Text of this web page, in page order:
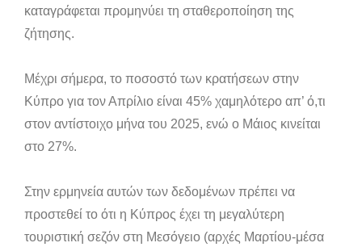
καταγράφεται προμηνύει τη σταθεροποίηση της
ζήτησης.
Μέχρι σήμερα, το ποσοστό των κρατήσεων στην
Κύπρο για τον Απρίλιο είναι 45% χαμηλότερο απ’ ό,τι
στον αντίστοιχο μήνα του 2025, ενώ ο Μάιος κινείται
στο 27%.
Στην ερμηνεία αυτών των δεδομένων πρέπει να
προστεθεί το ότι η Κύπρος έχει τη μεγαλύτερη
τουριστική σεζόν στη Μεσόγειο (αρχές Μαρτίου-μέσα